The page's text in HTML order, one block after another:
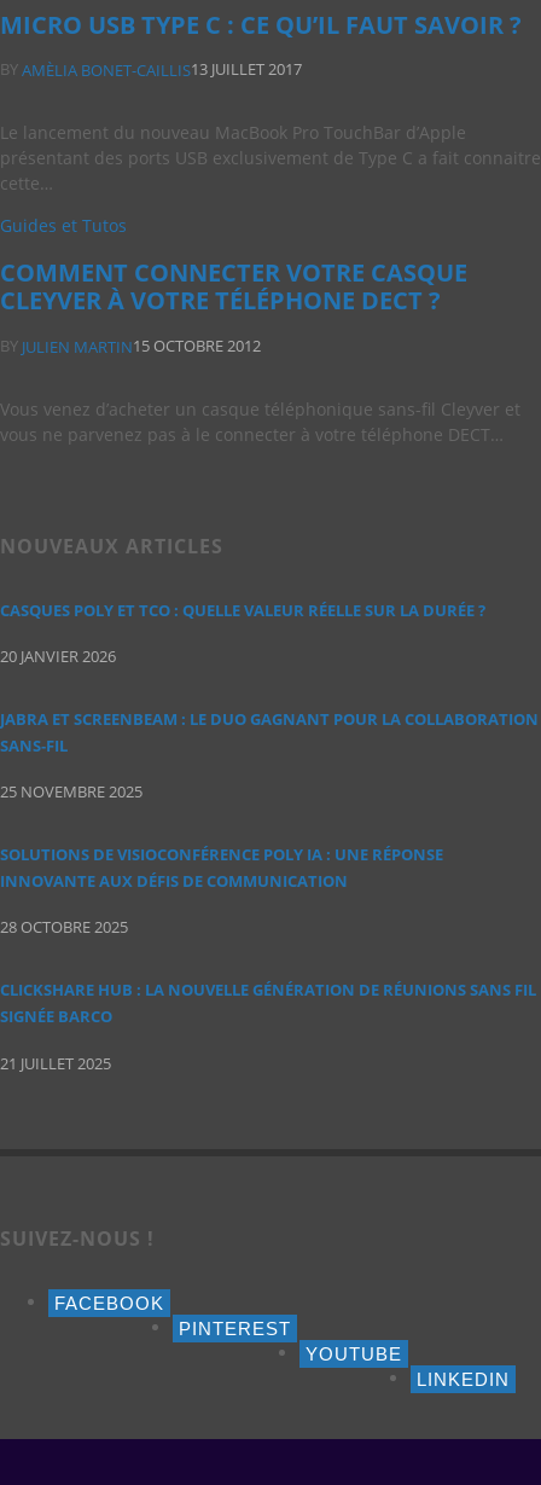
MICRO USB TYPE C : CE QU’IL FAUT SAVOIR ?
BYAMÈLIA BONET-CAILLIS13 JUILLET 2017
Le lancement du nouveau MacBook Pro TouchBar d’Apple
présentant des ports USB exclusivement de Type C a fait connaitre
cette…
Guides et Tutos
COMMENT CONNECTER VOTRE CASQUE
CLEYVER À VOTRE TÉLÉPHONE DECT ?
BY JULIEN MARTIN15 OCTOBRE 2012
Vous venez d’acheter un casque téléphonique sans-fil Cleyver et
vous ne parvenez pas à le connecter à votre téléphone DECT…
NOUVEAUX ARTICLES
CASQUES POLY ET TCO : QUELLE VALEUR RÉELLE SUR LA DURÉE ?
20 JANVIER 2026
JABRA ET SCREENBEAM : LE DUO GAGNANT POUR LA COLLABORATION
SANS‑FIL
25 NOVEMBRE 2025
SOLUTIONS DE VISIOCONFÉRENCE POLY IA : UNE RÉPONSE
INNOVANTE AUX DÉFIS DE COMMUNICATION
28 OCTOBRE 2025
CLICKSHARE HUB : LA NOUVELLE GÉNÉRATION DE RÉUNIONS SANS FIL
SIGNÉE BARCO
21 JUILLET 2025
SUIVEZ-NOUS !
FACEBOOK
PINTEREST
YOUTUBE
LINKEDIN